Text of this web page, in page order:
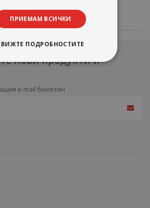
нови продукти и
e-mail бюлетин
ПРИЕМАМ ВСИЧКИ
ВИЖТЕ ПОДРОБНОСТИТЕ